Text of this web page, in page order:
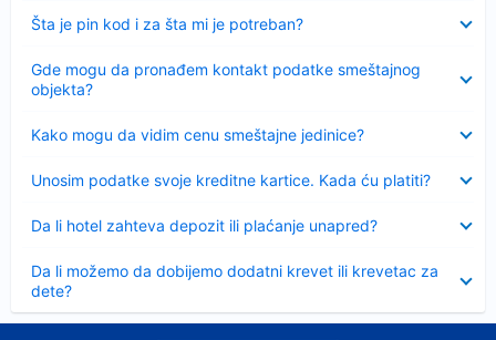
Šta je pin kod i za šta mi je potreban?
Sažeto
Gde mogu da pronađem kontakt podatke smeštajnog
objekta?
Kako mogu da vidim cenu smeštajne jedinice?
Unosim podatke svoje kreditne kartice. Kada ću platiti?
Da li hotel zahteva depozit ili plaćanje unapred?
Da li možemo da dobijemo dodatni krevet ili krevetac za
dete?